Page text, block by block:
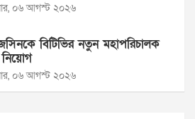
০৬ আগস্ট ২০২৬
বিটিভির নতুন মহাপরিচালক
০৬ আগস্ট ২০২৬